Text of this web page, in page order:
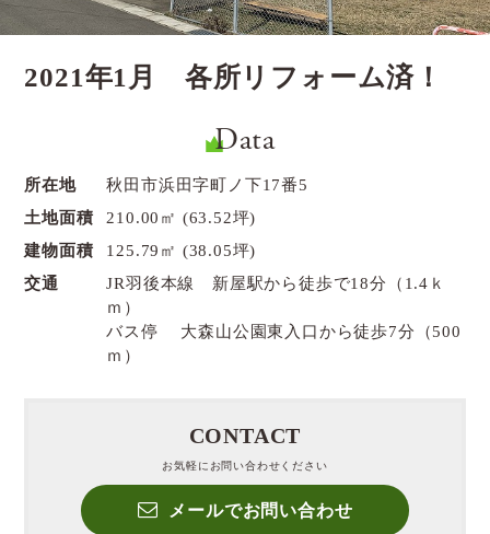
2021年1月 各所リフォーム済！
Data
所在地
秋田市浜田字町ノ下17番5
土地面積
210.00㎡ (63.52坪)
建物面積
125.79㎡ (38.05坪)
交通
JR羽後本線 新屋駅から徒歩で18分（1.4ｋ
ｍ）
バス停 大森山公園東入口から徒歩7分（500
ｍ）
CONTACT
お気軽にお問い合わせください
メールでお問い合わせ